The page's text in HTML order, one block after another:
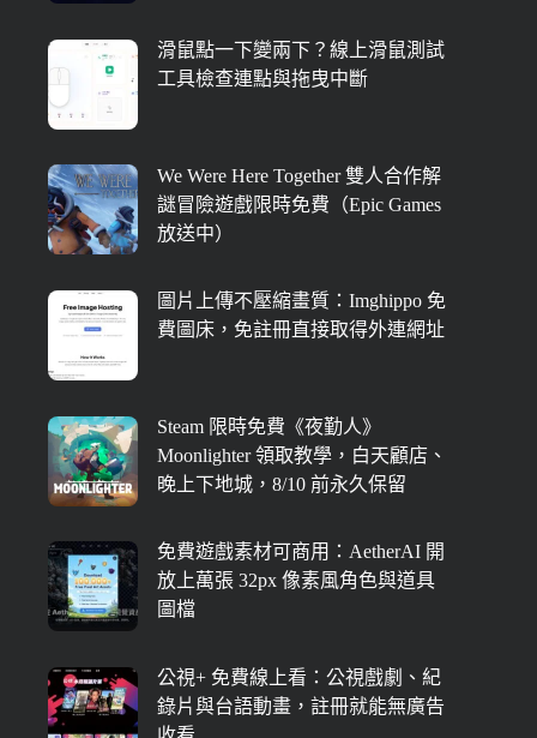
滑鼠點一下變兩下？線上滑鼠測試
工具檢查連點與拖曳中斷
We Were Here Together 雙人合作解
謎冒險遊戲限時免費（Epic Games
放送中）
圖片上傳不壓縮畫質：Imghippo 免
費圖床，免註冊直接取得外連網址
Steam 限時免費《夜勤人》
Moonlighter 領取教學，白天顧店、
晚上下地城，8/10 前永久保留
免費遊戲素材可商用：AetherAI 開
放上萬張 32px 像素風角色與道具
圖檔
公視+ 免費線上看：公視戲劇、紀
錄片與台語動畫，註冊就能無廣告